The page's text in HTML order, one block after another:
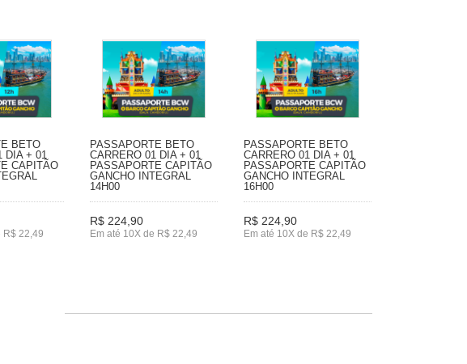
BETO
DIA + 01
CAPITÃO
R$ 22,49
PASSAPORTE BETO
CARRERO 01 DIA + 01
PASSAPORTE CAPITÃO
GANCHO INTEGRAL
14H00
R$ 224,90
Em até 10X de R$ 22,49
PASSAPORTE BETO
CARRERO 01 DIA + 01
PASSAPORTE CAPITÃO
GANCHO INTEGRAL
16H00
R$ 224,90
Em até 10X de R$ 22,49